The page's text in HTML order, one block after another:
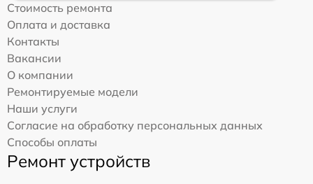
Стоимость ремонта
Оплата и доставка
Контакты
Вакансии
О компании
Ремонтируемые модели
Наши услуги
Согласие на обработку персональных данных
Способы оплаты
Ремонт устройств